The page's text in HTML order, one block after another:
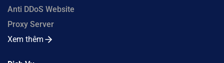
Anti DDoS Website
Proxy Server
Xem thêm